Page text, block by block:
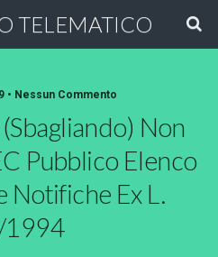
TELEMATICO
• Nessun Commento
Non
Pubblico Elenco
Notifiche Ex L.